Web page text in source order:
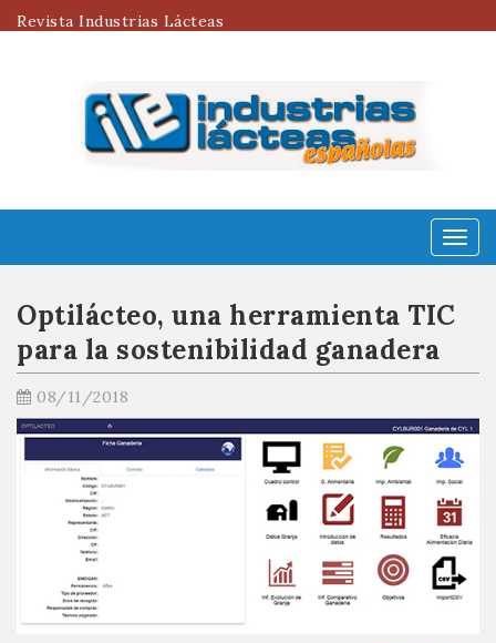
Revista Industrias Lácteas
Menú
Optilácteo, una herramienta TIC
para la sostenibilidad ganadera
08/11/2018